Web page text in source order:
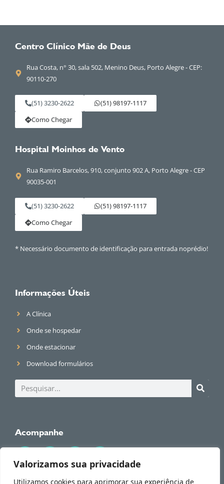
Valorizamos sua privacidade
Utilizamos cookies para aprimorar sua experiência de
Centro Clínico Mãe de Deus
Rua Costa, n° 30, sala 502, Menino Deus, Porto Alegre - CEP:
90110-270
(51) 3230-2622
(51) 98197-1117
Como Chegar
Hospital Moinhos de Vento
Rua Ramiro Barcelos, 910, conjunto 902 A, Porto Alegre - CEP
90035-001
(51) 3230-2622
(51) 98197-1117
Como Chegar
* Necessário documento de identificação para entrada noprédio!
Informações Úteis
A Clínica
Onde se hospedar
Onde estacionar
Download formulários
Acompanhe